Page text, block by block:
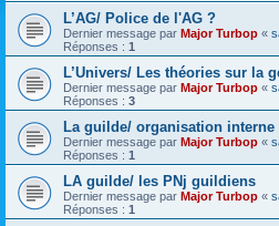
L’AG/ Police de l'AG ?
Dernier message par Major Turbop «
Réponses : 1
L’Univers/ Les théories sur la
Dernier message par Major Turbop «
Réponses : 3
La guilde/ organisation
Dernier message par Major Turbop «
Réponses : 1
LA guilde/ les PNj guildiens
Dernier message par Major Turbop «
Réponses : 1